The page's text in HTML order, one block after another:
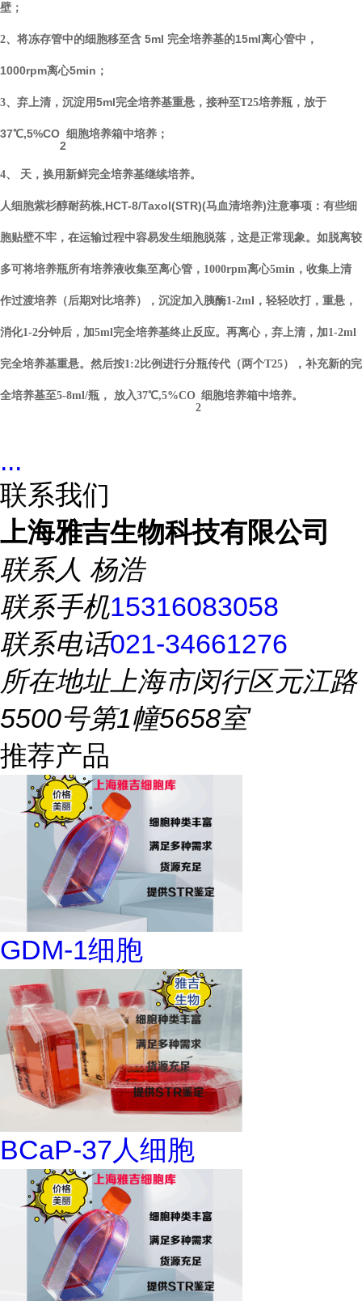
壁；
2、 将冻存管中的细胞移至含 5ml 完全培养基的15ml离心管中，
1000rpm离心5min；
3、 弃上清，沉淀用5ml完全培养基重悬，接种至T25培养瓶， 放于
37℃,5%CO
2
细胞培养箱中培养；
4、 天，换用新鲜完全培养基继续培养。
人细胞紫杉醇耐药株,HCT-8/Taxol(STR)(马血清培养)注意事项： 有些细
胞贴壁不牢，在运输过程中容易发生细胞脱落，这是正常现象。如脱离较
多可将培养瓶所有培养液收集至离心管，1000rpm离心5min， 收集上清
作过渡培养 （后期对比培养） ，沉淀加入胰酶1-2ml，轻轻吹打，重悬，
消化1-2分钟后，加5ml完全培养基终止反应。再离心，弃上清，加1-2ml
完全培养基重悬。然后按1:2比例进行分瓶传代（两个T25），补充新的完
全培养基至5-8ml/瓶， 放入37℃,5%CO
2
细胞培养箱中培养。
...
联系我们
上海雅吉生物科技有限公司
联系人 杨浩
联系手机15316083058
联系电话021-34661276
所在地址上海市闵行区元江路
5500号第1幢5658室
推荐产品
GDM-1细胞
BCaP-37人细胞